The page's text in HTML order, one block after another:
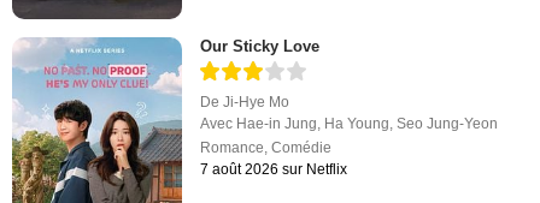
Our Sticky Love
DeJi-Hye Mo
Avec Hae-in Jung, Ha Young,Seo Jung-Yeon
Romance,Comédie
7 août 2026 sur Netflix